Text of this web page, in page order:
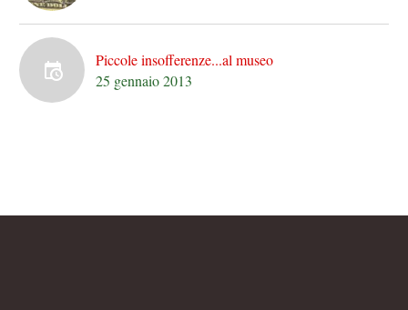
Piccole insofferenze...al museo
25 gennaio 2013